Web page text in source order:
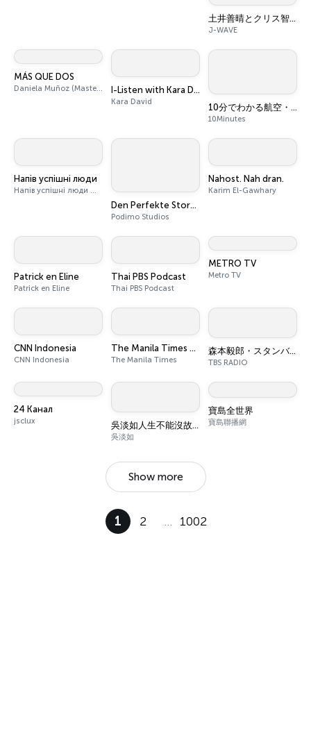
土井善晴とクリス智子が料理を哲学するポッドキャスト supported by ZOJIRUSHI
J-WAVE
MÁS QUE DOS
Daniela Muñoz (Master en Neurociencias e IE) y Chris Campos (Organizador Profesional de Espacios) I-Listen with Kara David
Kara David
10分でわかる航空・宇宙ニュース
10Minutes
Напів успішні люди
Напів успішні люди — Ярина Біла та Оксана Каленченко
Den Perfekte Storm - Den store samtale om AI
Podimo Studios
Nahost. Nah dran.
Karim El-Gawhary
Patrick en Eline
Patrick en Eline
Thai PBS Podcast
Thai PBS Podcast
METRO TV
Metro TV
CNN Indonesia
CNN Indonesia
The Manila Times Podcasts
The Manila Times
森本毅郎・スタンバイ！
TBS RADIO
24 Канал
jsclux 吳淡如人生不能沒故事
吳淡如
寶島全世界
寶島聯播網
Show more
1 2 … 1002